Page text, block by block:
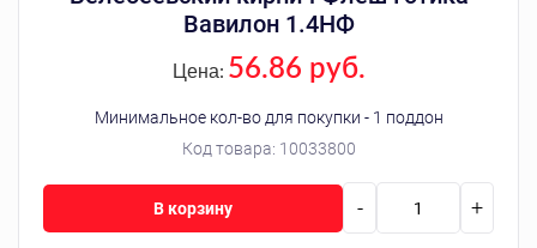
Вавилон 1.4НФ
Код товара: 10033800
Цена: 56.86 руб.
Минимальное кол-во для покупки - 1 поддон
- +
В корзину